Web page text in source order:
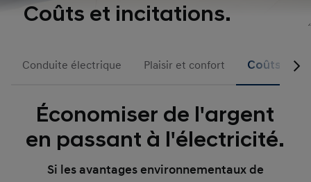
Coûts et incitations.
Conduite électrique Plaisir et confort Coûts et
Économiser de l'argent
en passant à l'électricité.
Si les avantages environnementaux de